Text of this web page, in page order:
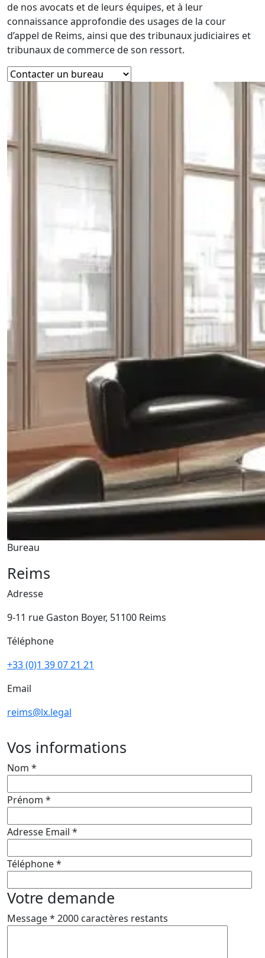
de nos avocats et de leurs équipes, et à leur
connaissance approfondie des usages de la cour
d’appel de Reims, ainsi que des tribunaux judiciaires et
tribunaux de commerce de son ressort.
Bureau
Reims
Adresse
9-11 rue Gaston Boyer, 51100 Reims
Téléphone
+33 (0)1 39 07 21 21
Email
reims@lx.legal
Vos informations
Nom *
Prénom *
Adresse Email *
Téléphone*
Votre demande
Message* 2000 caractères restants